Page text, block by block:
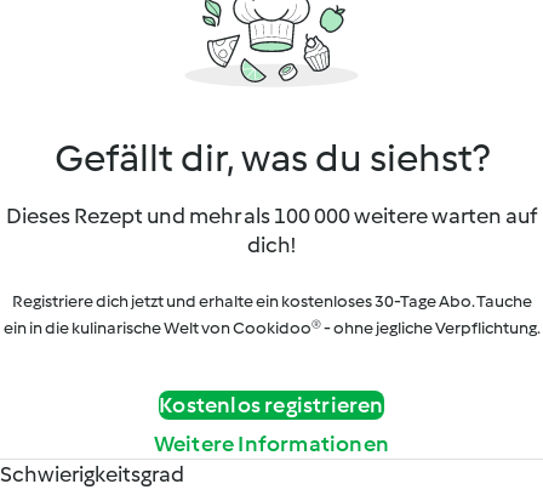
Gefällt dir, was du siehst?
Dieses Rezept und mehr als 100 000 weitere warten auf
dich!
Registriere dich jetzt und erhalte ein kostenloses 30-Tage Abo. Tauche
ein in die kulinarische Welt von Cookidoo® - ohne jegliche Verpflichtung.
Kostenlos registrieren
Weitere Informationen
Schwierigkeitsgrad